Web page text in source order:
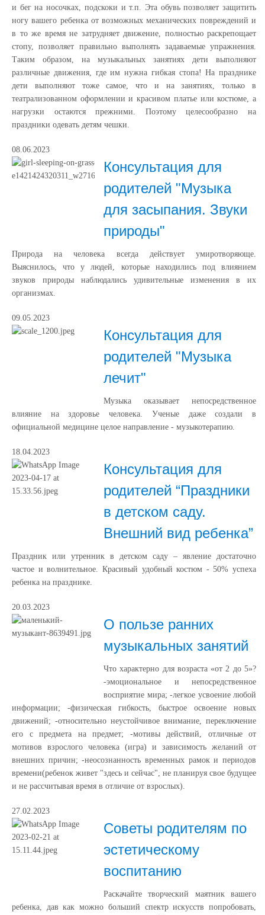
и бег на носочках, подскоки и т.п. Эта обувь позволяет защитить
ногу вашего ребенка от возможных механических повреждений и
в то же время не затрудняет движение, полностью раскрепощает
стопу, позволяет правильно выполнять задаваемые упражнения.
Таким образом, на музыкальных занятиях дети выполняют
различные движения, где им нужна гибкая стопа! На празднике
дети выполняют тоже самое, что и на занятиях, только в
театрализованном оформлении и красивом платье или костюме, а
нагрузки остаются прежними. Поэтому целесообразно на
праздники одевать детям чешки.
08.06.2023
Консультация для
родителей "Музыка
для засыпания. Звуки
природы"
Природа на человека всегда действует умиротворяюще.
Выяснилось, что у людей, которые находились под влиянием
звуков природы наблюдались удивительные изменения в их
организмах.
09.05.2023
Консультация для
родителей "Музыка
лечит"
Музыка оказывает непосредственное
влияние на здоровье человека. Ученые даже создали в
официальной медицине целое направление - музыкотерапию.
18.04.2023
Консультация для
родителей “Праздники
в детском саду.
Внешний вид ребенка”
Праздник или утренник в детском саду – явление достаточно
частое и волнительное. Красивый удобный костюм - 50% успеха
ребенка на празднике.
20.03.2023
О пользе ранних
музыкальных занятий
Что характерно для возраста «от 2 до 5»?
-эмоциональное и непосредственное
восприятие мира; -легкое усвоение любой
информации; -физическая гибкость, быстрое освоение новых
движений; -относительно неустойчивое внимание, переключение
его с предмета на предмет; -мотивы действий, отличные от
мотивов взрослого человека (игра) и зависимость желаний от
внешних причин; -неосознанность временных рамок и периодов
времени(ребенок живет "здесь и сейчас", не планируя свое будущее
и не рассчитывая время в отличие от взрослых).
27.02.2023
Советы родителям по
эстетическому
воспитанию
Раскачайте творческий маятник вашего
ребенка, дав как можно больший спектр искусств попробовать,